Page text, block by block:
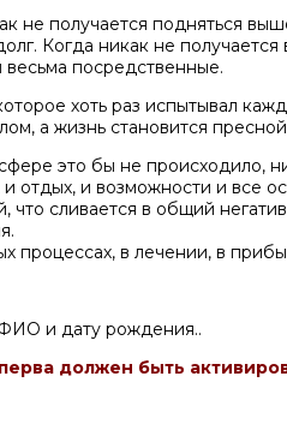
не получается подняться
Когда никак не
посредственные.
хоть раз испытывал
а жизнь становится
это бы не происходило,
и отдых, и возможности и все
что сливается в общий
процессах, в лечении, в
и дату рождения..
должен быть